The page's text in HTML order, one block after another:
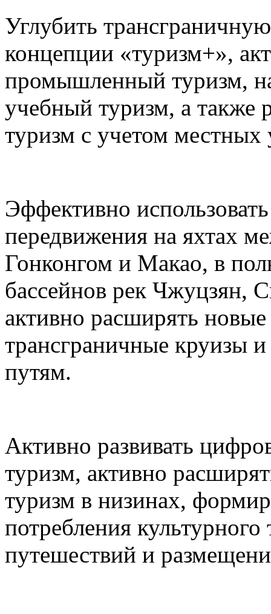
Углубить
концепции «туризм+»,
промышленный туризм,
учебный туризм, а также
туризм с учетом местных
Эффективно
передвижения на яхтах
Гонконгом и Макао, в
бассейнов рек Чжуцзян,
активно расширять
трансграничные круизы
путям.
Активно развивать
туризм, активно
туризм в низинах,
потребления
путешествий и